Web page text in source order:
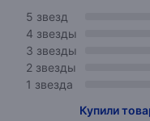
5 звезд
4 звезды
3 звезды
2 звезды
1 звезда
Купили